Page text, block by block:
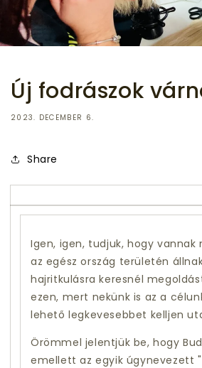
Új fodrászok
2023. DECEMBER 6.
Share
Igen, igen, tudjuk, hogy
az egész ország területén
hajritkulásra keresnél
ezen, mert nekünk is az a
lehető legkevesebbet kelljen
Örömmel jelentjük be, hogy
emellett az egyik úgynevezett